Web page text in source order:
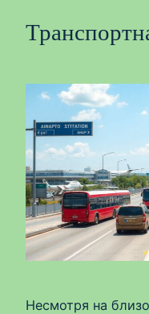
Несмотря на